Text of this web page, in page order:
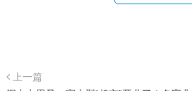
上一篇